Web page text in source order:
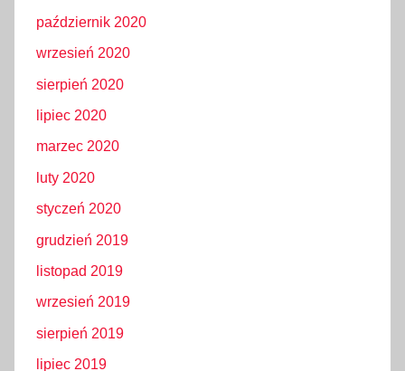
październik 2020
wrzesień 2020
sierpień 2020
lipiec 2020
marzec 2020
luty 2020
styczeń 2020
grudzień 2019
listopad 2019
wrzesień 2019
sierpień 2019
lipiec 2019